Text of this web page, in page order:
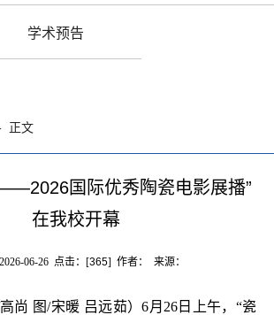
学术预告
正文
国际优秀陶瓷电影展播”
在我校开幕
06-26 点击：[365] 作者： 来源：
尚 图/宋暖 吕远茹）6月26日上午，“瓷